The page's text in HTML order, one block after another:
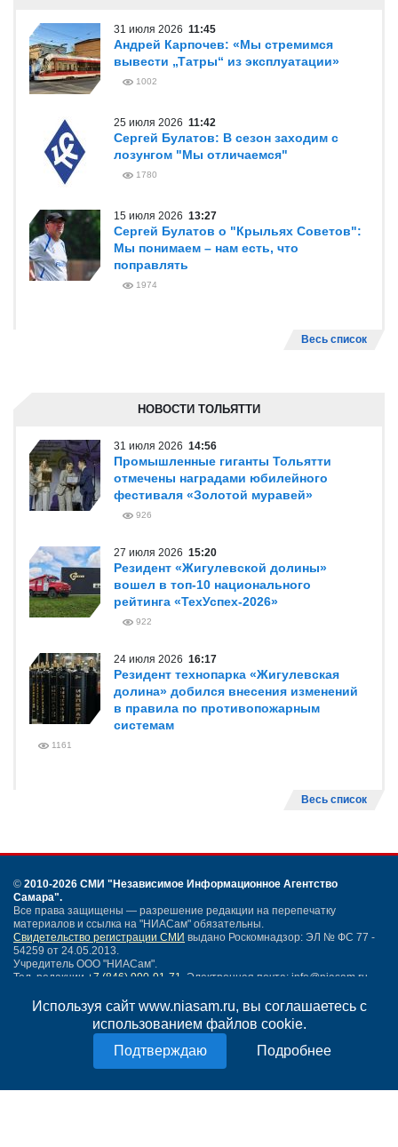
Используя сайт www.niasam.ru, вы соглашаетесь с
использованием файлов cookie.
Подробнее
31 июля 2026 11:45
Андрей Карпочев: «Мы стремимся
вывести „Татры“ из эксплуатации»
1002
25 июля 2026 11:42
Сергей Булатов: В сезон заходим с
лозунгом "Мы отличаемся"
1780
15 июля 2026 13:27
Сергей Булатов о "Крыльях Советов":
Мы понимаем – нам есть, что
поправлять
1974
Весь список
НОВОСТИ ТОЛЬЯТТИ
31 июля 2026 14:56
Промышленные гиганты Тольятти
отмечены наградами юбилейного
фестиваля «Золотой муравей»
926
27 июля 2026 15:20
Резидент «Жигулевской долины»
вошел в топ-10 национального
рейтинга «ТехУспех-2026»
922
24 июля 2026 16:17
Резидент технопарка «Жигулевская
долина» добился внесения изменений
в правила по противопожарным
системам
1161
Весь список
© 2010-2026 СМИ "Независимое Информационное Агентство
Самара".
Все права защищены — разрешение редакции на перепечатку
материалов и ссылка на "НИАСам" обязательны.
Свидетельство регистрации СМИ выдано Роскомнадзор: ЭЛ № ФС 77 -
54259 от 24.05.2013.
Учредитель ООО "НИАСам".
Тел. редакции +7 (846) 990-91-71. Электронная почта: info@niasam.ru
Написать письмо
Политика конфиденциальности
18+